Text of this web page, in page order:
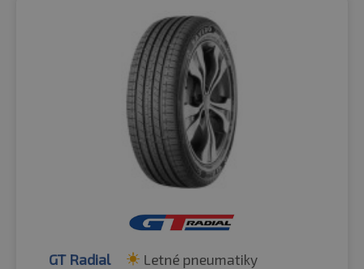
GT Radial Letné pneumatiky